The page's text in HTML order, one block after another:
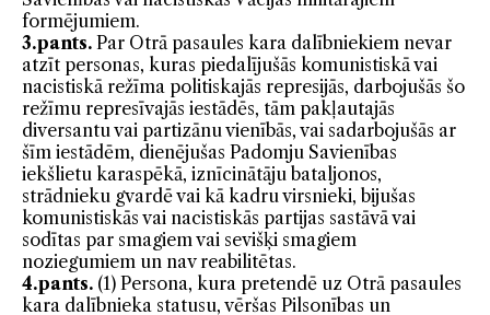
formējumiem.
3.pants. Par Otrā pasaules kara dalībniekiem nevar
atzīt personas, kuras piedalījušās komunistiskā vai
nacistiskā režīma politiskajās represijās, darbojušās šo
režīmu represīvajās iestādēs, tām pakļautajās
diversantu vai partizānu vienībās, vai sadarbojušās ar
šīm iestādēm, dienējušas Padomju Savienības
iekšlietu karaspēkā, iznīcinātāju bataljonos,
strādnieku gvardē vai kā kadru virsnieki, bijušas
komunistiskās vai nacistiskās partijas sastāvā vai
sodītas par smagiem vai sevišķi smagiem
noziegumiem un nav reabilitētas.
4.pants. (1) Persona, kura pretendē uz Otrā pasaules
kara dalībnieka statusu, vēršas Pilsonības un